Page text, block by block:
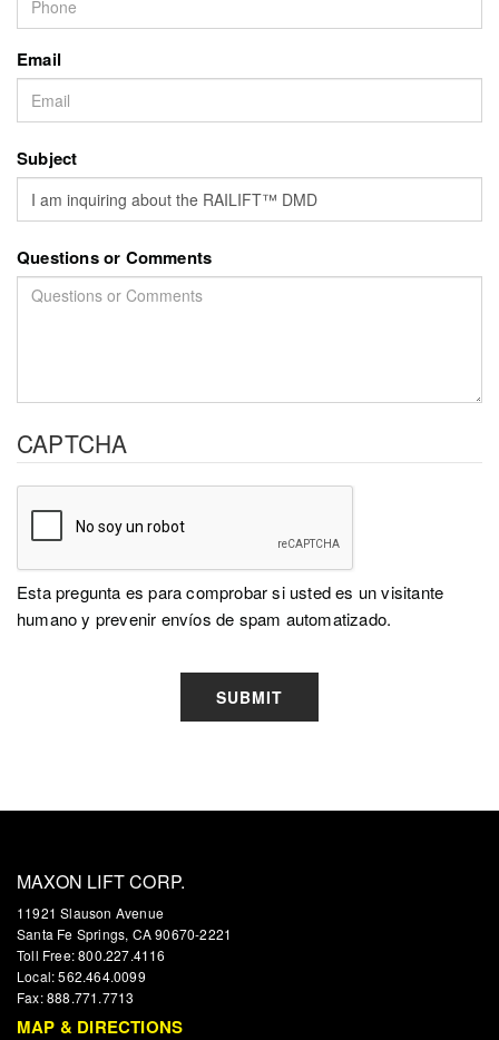
Email
Subject
Questions or Comments
CAPTCHA
Esta pregunta es para comprobar si usted es un visitante
humano y prevenir envíos de spam automatizado.
SUBMIT
MAXON LIFT CORP.
11921 Slauson Avenue
Santa Fe Springs, CA 90670-2221
Toll Free: 800.227.4116
Local: 562.464.0099
Fax: 888.771.7713
MAP & DIRECTIONS